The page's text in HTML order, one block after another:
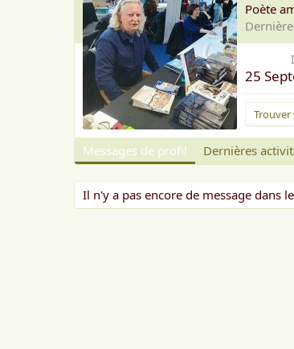
Poète
25
Trouver
Messages de profil Dernières
Il n'y a pas encore de message dans